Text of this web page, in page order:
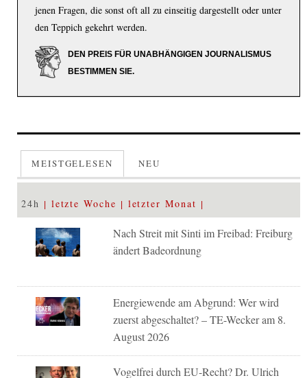
jenen Fragen, die sonst oft all zu einseitig dargestellt oder unter
den Teppich gekehrt werden.
DEN PREIS FÜR UNABHÄNGIGEN JOURNALISMUS
BESTIMMEN SIE.
MEISTGELESEN NEU
24h letzte Woche letzter Monat
Nach Streit mit Sinti im Freibad: Freiburg
ändert Badeordnung
Energiewende am Abgrund: Wer wird
zuerst abgeschaltet? – TE-Wecker am 8.
August 2026
Vogelfrei durch EU-Recht? Dr. Ulrich